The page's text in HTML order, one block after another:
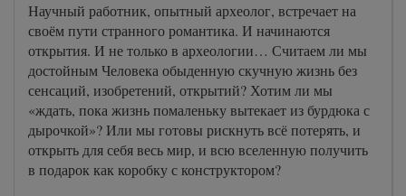
Научный работник, опытный археолог, встречает на
своём пути странного романтика. И начинаются
открытия. И не только в археологии… Считаем ли мы
достойным Человека обыденную скучную жизнь без
сенсаций, изобретений, открытий? Хотим ли мы
«ждать, пока жизнь помаленьку вытекает из бурдюка с
дырочкой»? Или мы готовы рискнуть всё потерять, и
открыть для себя весь мир, и всю вселенную получить
в подарок как коробку с конструктором?